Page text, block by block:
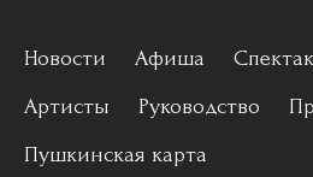
Новости Афиша
Артисты Руководство
Пушкинская карта